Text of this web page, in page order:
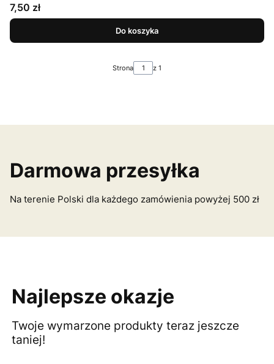
Cena
7,50 zł
Do koszyka
Strona z 1
Darmowa przesyłka
Na terenie Polski dla każdego zamówienia powyżej 500 zł
Najlepsze okazje
Twoje wymarzone produkty teraz jeszcze
taniej!